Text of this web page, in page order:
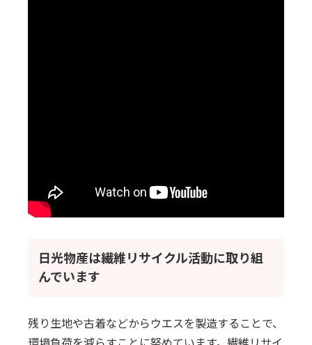
日光物産は繊維リサイクル活動に取り組
んでいます
残り生地や古着などからウエスを製造することで、